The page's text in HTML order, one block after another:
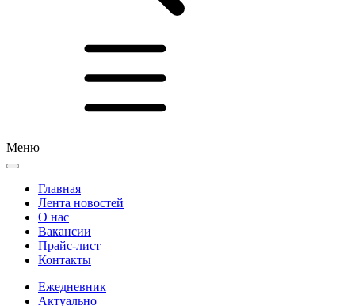
Меню
Главная
Лента новостей
О нас
Вакансии
Прайс-лист
Контакты
Ежедневник
Актуально